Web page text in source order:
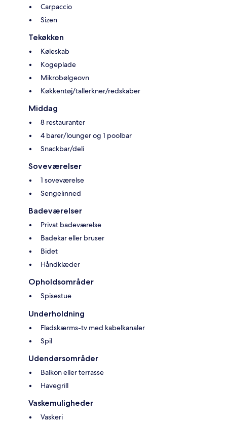
Carpaccio
Sizen
Tekøkken
Køleskab
Kogeplade
Mikrobølgeovn
Køkkentøj/tallerkner/redskaber
Middag
8 restauranter
4 barer/lounger og 1 poolbar
Snackbar/deli
Soveværelser
1 soveværelse
Sengelinned
Badeværelser
Privat badeværelse
Badekar eller bruser
Bidet
Håndklæder
Opholdsområder
Spisestue
Underholdning
Fladskærms-tv med kabelkanaler
Spil
Udendørsområder
Balkon eller terrasse
Havegrill
Vaskemuligheder
Vaskeri